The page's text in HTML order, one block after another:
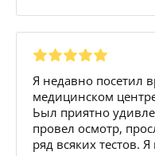
Я недавно посетил
медицинском
Ьыл приятно
провел осмотр,
ряд всяких тестов.